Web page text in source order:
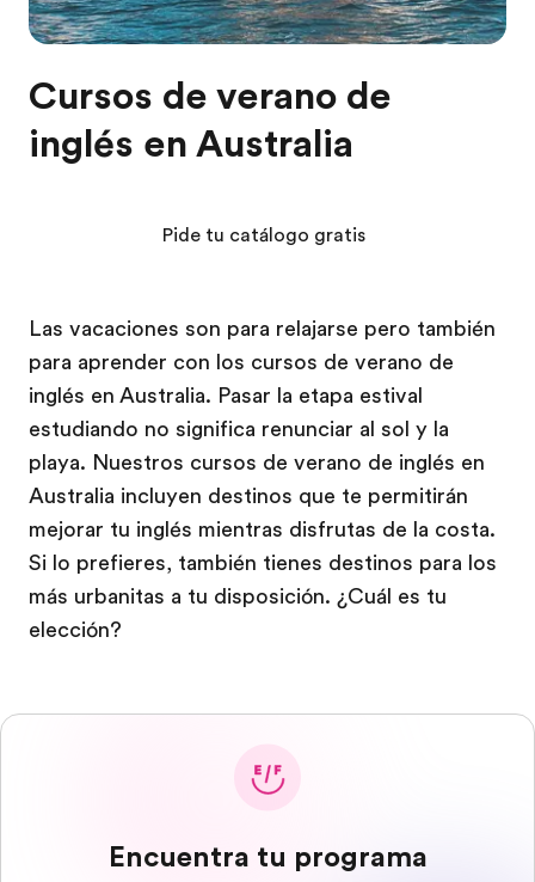
Cursos de verano de
inglés en Australia
Las vacaciones son para relajarse pero también
para aprender con los cursos de verano de
inglés en Australia. Pasar la etapa estival
estudiando no significa renunciar al sol y la
playa. Nuestros cursos de verano de inglés en
Australia incluyen destinos que te permitirán
mejorar tu inglés mientras disfrutas de la costa.
Si lo prefieres, también tienes destinos para los
más urbanitas a tu disposición. ¿Cuál es tu
elección?
Pide tu catálogo gratis
Encuentra tu programa